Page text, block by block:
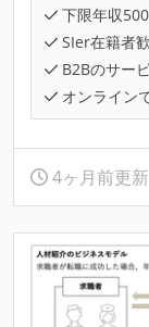
下限年収
SIer在籍者
B2Bのサー
オンライン
4ヶ月前更新